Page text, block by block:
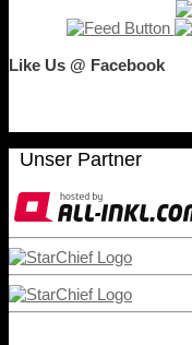
Like Us @ Facebook
Unser Partner